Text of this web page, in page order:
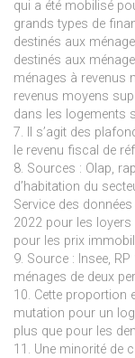
qui a été mobilisé
grands types de
destinés aux
destinés aux
ménages à revenus
revenus moyens
dans les logements
7. Il s’agit des
le revenu fiscal de
8. Sources : Olap,
d’habitation du
Service des
2022 pour les
pour les prix
9. Source : Insee,
ménages de deux
10. Cette proportion
mutation pour un
plus que pour les
11. Une minorité de